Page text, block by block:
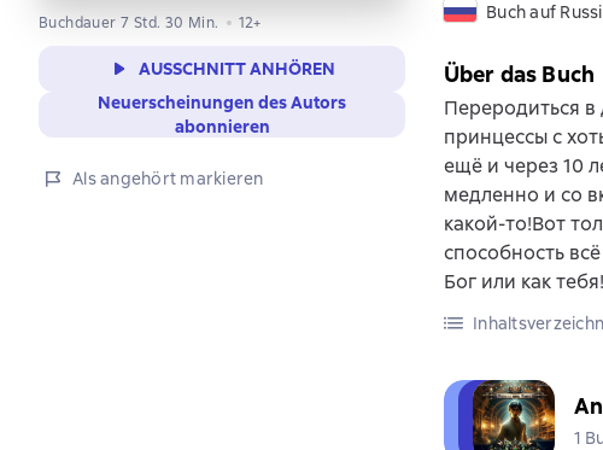
Buchdauer 7 Std. 30 Min. 12+
AUSSCHNITT ANHÖREN
Neuerscheinungen des Autors
abonnieren
Als angehört markieren
Buch auf
Über das Buch
Переродиться
принцессы с
ещё и через 10
медленно и со
какой-то!Вот
способность
Бог или как
1